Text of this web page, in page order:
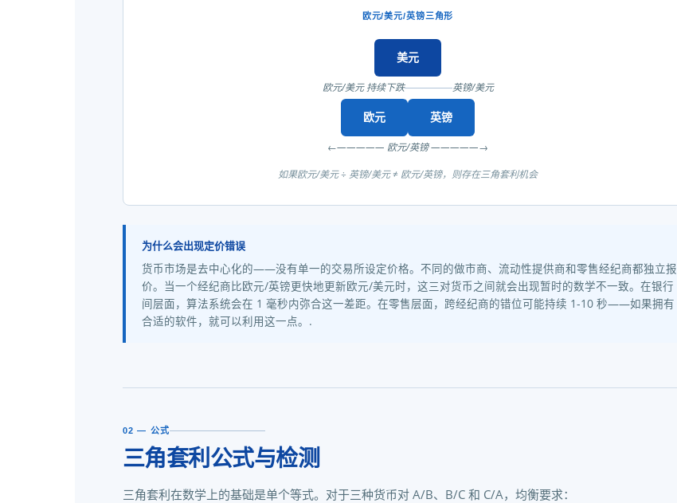
欧元/美元/英镑三角形
美元
欧元/美元 持续下跌 英镑/美元
欧元 英镑
←————— 欧元/英镑 —————→
如果欧元/美元 ÷ 英镑/美元 ≠ 欧元/英镑，则存在三角套利机会
为什么会出现定价错误
货币市场是去中心化的——没有单一的交易所设定价格。不同的做市商、流动性提供商和零售经纪商都独立报
价。当一个经纪商比欧元/英镑更快地更新欧元/美元时，这三对货币之间就会出现暂时的数学不一致。在银行
间层面，算法系统会在 1 毫秒内弥合这一差距。在零售层面，跨经纪商的错位可能持续 1-10 秒——如果拥有
合适的软件，就可以利用这一点。.
02 — 公式
三角套利公式与检测
三角套利在数学上的基础是单个等式。对于三种货币对 A/B、B/C 和 C/A，均衡要求：